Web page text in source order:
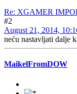
Re: XGAMER
#2
August 21, 2014,
neću nastavljati dalje
MaikelFromDOW